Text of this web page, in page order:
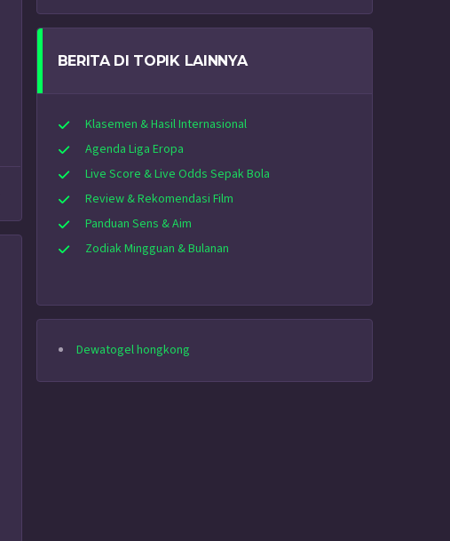
BERITA DI TOPIK LAINNYA
Klasemen & Hasil Internasional
Agenda Liga Eropa
Live Score & Live Odds Sepak Bola
Review & Rekomendasi Film
Panduan Sens & Aim
Zodiak Mingguan & Bulanan
Dewatogel hongkong